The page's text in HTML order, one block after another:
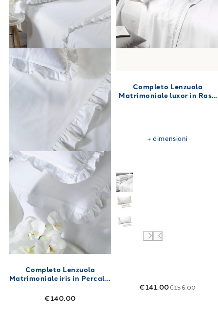
Completo Lenzuola
Matrimoniale iris in Percalle
€140.00
Completo Lenzuola
Matrimoniale luxor in Raso
€141.00€156.00
+dimensioni